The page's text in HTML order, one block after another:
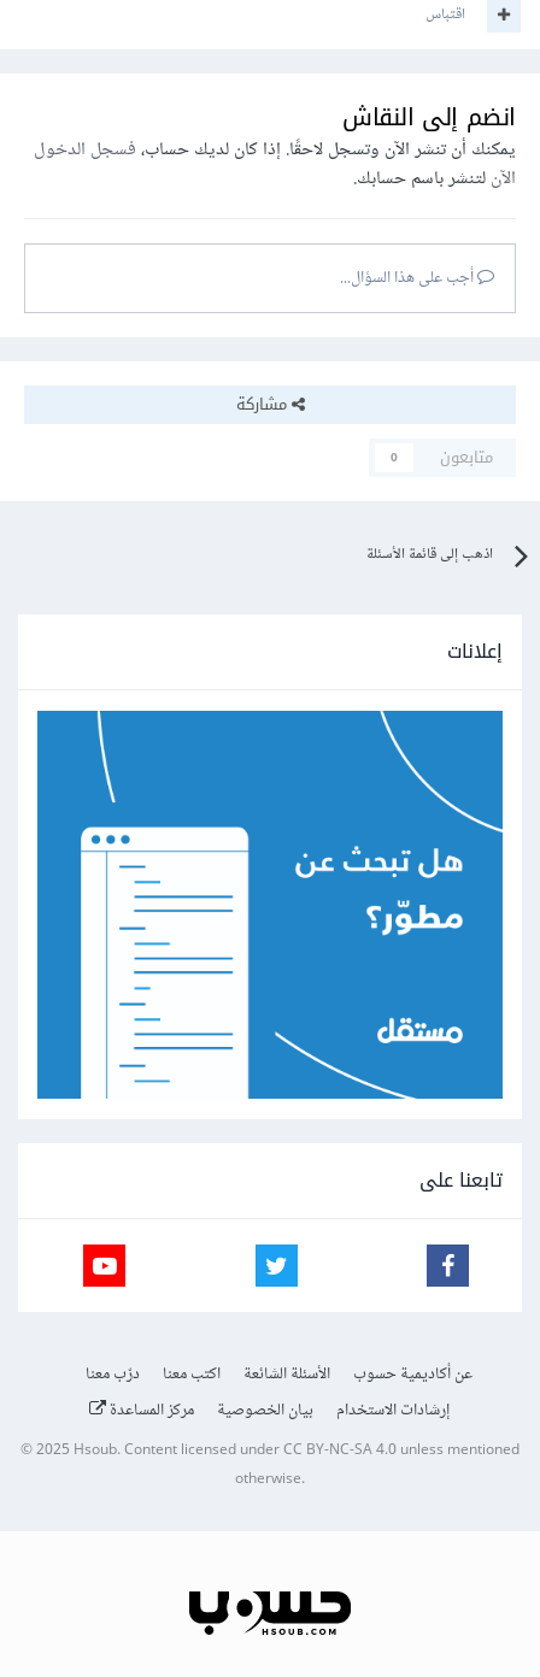
اقتباس
انضم إلى النقاش
يمكنك أن تنشر الآن وتسجل لاحقًا. إذا كان لديك حساب،فسجل الدخول
الآنلتنشر باسم حسابك.
أجب على هذا السؤال...
مشاركة
متابعون
0
اذهب إلى قائمة الأسئلة
إعلانات
تابعنا على
عن أكاديمية حسوب الأسئلة الشائعة اكتب معنا
درّب معنا
إرشادات الاستخدام
بيان الخصوصية مركز المساعدة
© 2025Hsoub.Content licensed underCC BY-NC-SA 4.0unless mentioned
otherwise.